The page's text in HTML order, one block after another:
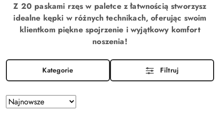
Z 20 paskami rzęs w paletce z łatwnością stworzysz
idealne kępki w różnych technikach, oferując swoim
klientkom piękne spojrzenie i wyjątkowy komfort
noszenia!
Kategorie Filtruj
Zastosowano
sortowanie:
Sortuj
według